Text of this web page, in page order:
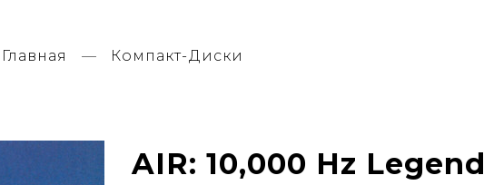
Главная Компакт-Диски
AIR: 10,000 Hz Legend